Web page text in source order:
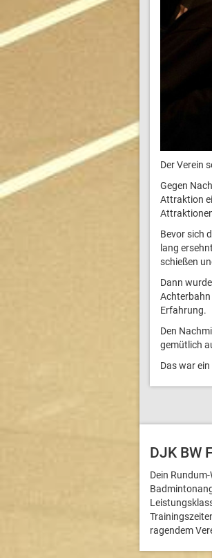
Der Verein
Gegen
Attraktion
Bevor sich
lang
schießen
Dann
Achterbahn
Erfahrung.
Den
gemütlich
Das war
DJK BW
Dein
ragendem